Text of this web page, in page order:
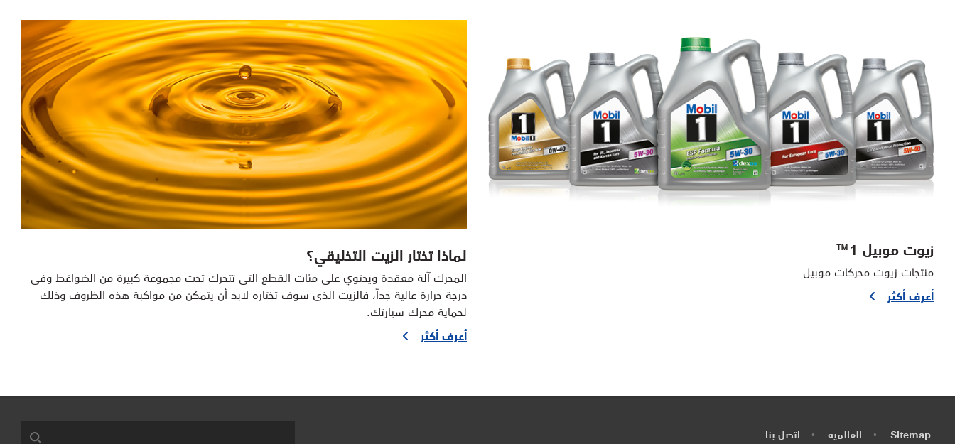
زيوت موبيل 1™
منتجات زيوت محركات موبيل
أعرف أكثر
لماذا تختار الزيت التخليقي؟
المحرك آلة معقدة ويحتوي على مئات القطع التى تتحرك تحت مجموعة كبيرة من الضواغط وفى
درجة حرارة عالية جداً، فالزيت الذى سوف تختاره لابد أن يتمكن من مواكبة هذه الظروف وذلك
لحماية محرك سيارتك.
أعرف أكثر
Sitemap
• العالميه • اتصل بنا